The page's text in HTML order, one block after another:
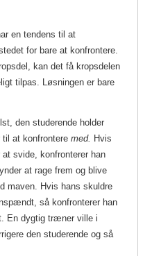
en tendens til at
for bare at konfrontere.
kan det få kropsdelen
tilpas. Løsningen er bare
den studerende holder
at konfrontere med. Hvis
svide, konfronterer han
at rage frem og blive
maven. Hvis hans skuldre
så konfronterer han
En dygtig træner ville i
den studerende og så